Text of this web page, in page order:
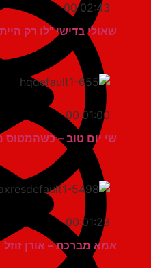
00:02:43
שאולי בדישי "לו רק היית
00:01:00
שי יום טוב – כשהמטוס
00:01:23
אמא מברכת – אורן זוזל